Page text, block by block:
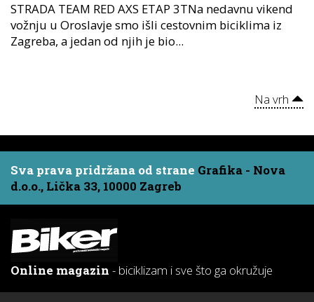
STRADA TEAM RED AXS ETAP 3TNa nedavnu vikend
vožnju u Oroslavje smo išli cestovnim biciklima iz
Zagreba, a jedan od njih je bio...
Na vrh
Sva prava pridržana od strane Grafika - Nova
d.o.o., Lička 33, 10000 Zagreb
Online magazin - biciklizam i sve što ga okružuje